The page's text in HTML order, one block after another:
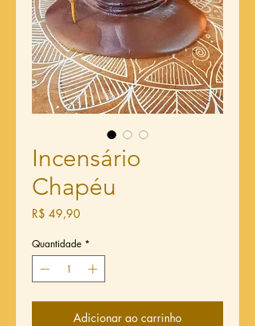
Incensário
Chapéu
R$ 49,90
Quantidade *
Adicionar ao carrinho